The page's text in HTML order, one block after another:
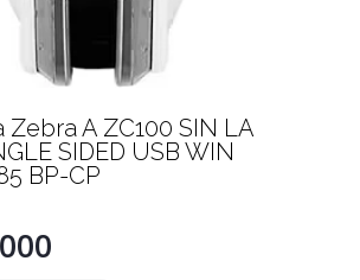
Zebra A ZC100 SIN LA
SIDED USB WIN
BP-CP